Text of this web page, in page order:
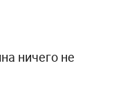
ничего не